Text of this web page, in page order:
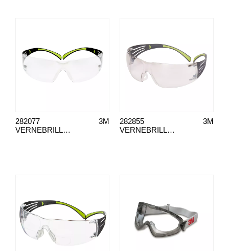
VERNEBRILLER SECUREFIT 400 TRANSPARENT
3M
282077
VERNEBRILLER SF400 SPEIL LENS
3M
282855